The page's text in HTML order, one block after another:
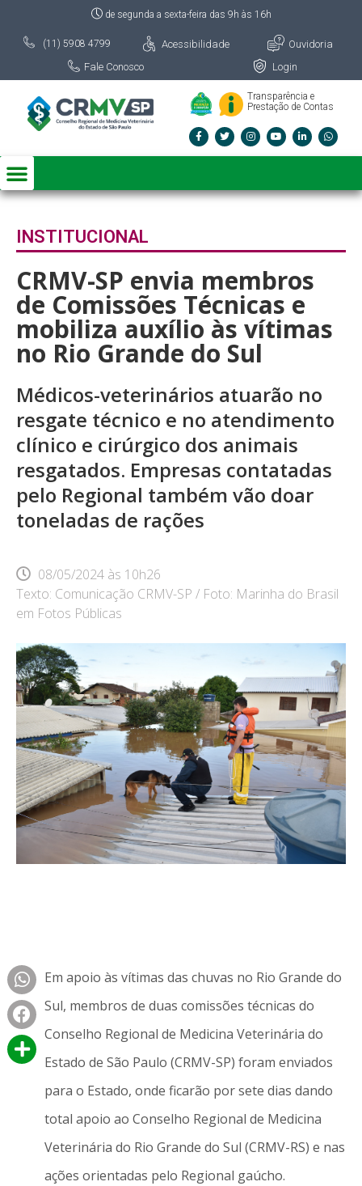
de segunda a sexta-feira das 9h às 16h
(11) 5908 4799 Acessibilidade
Ouvidoria
Fale Conosco
Login
Transparência e
Prestação de Contas
INSTITUCIONAL
CRMV-SP envia membros
de Comissões Técnicas e
mobiliza auxílio às vítimas
no Rio Grande do Sul
Médicos-veterinários atuarão no
resgate técnico e no atendimento
clínico e cirúrgico dos animais
resgatados. Empresas contatadas
pelo Regional também vão doar
toneladas de rações
08/05/2024 às 10h26
Texto: Comunicação CRMV-SP / Foto: Marinha do Brasil
em Fotos Públicas
Em apoio às vítimas das chuvas no Rio Grande do
Sul, membros de duas comissões técnicas do
Conselho Regional de Medicina Veterinária do
Estado de São Paulo (CRMV-SP) foram enviados
para o Estado, onde ficarão por sete dias dando
total apoio ao Conselho Regional de Medicina
Veterinária do Rio Grande do Sul (CRMV-RS) e nas
ações orientadas pelo Regional gaúcho.